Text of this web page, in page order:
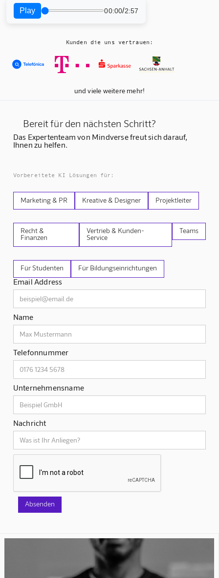
Play 00:00/2:57
Kunden die uns vertrauen:
und viele weitere mehr!
Bereit für den nächsten Schritt?
Das Expertenteam von Mindverse freut sich darauf,
Ihnen zu helfen.
Vorbereitete KI Lösungen für:
Marketing & PR Kreative & Designer Projektleiter
Recht &
Finanzen
Vertrieb & Kunden-
Service
Teams
Für Studenten Für Bildungseinrichtungen
Email Address
Name
Telefonnummer
Unternehmensname
Nachricht